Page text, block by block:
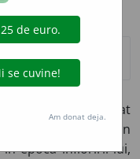
(lat. „Nu-i dat
– Corintul, una din
în epoca înfloririi lui,
Am donat deja.